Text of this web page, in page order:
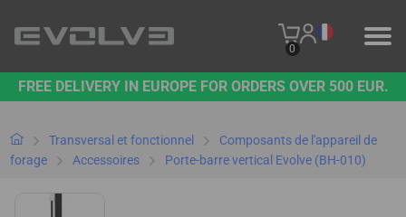
0
PRODUITS
NOTRE MARQUE
FREE DELIVERY IN EUROPE FOR ORDERS OVER 500 EUR.
Transversal et fonctionnel
Composants de l'appareil de
forage
Accessoires Porte-barre vertical Evolve (BH-010)